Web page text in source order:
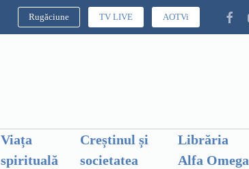
Rugăciune TV LIVE AOTVi
Viața
spirituală
Creștinul și
societatea
Librăria
Alfa Omega